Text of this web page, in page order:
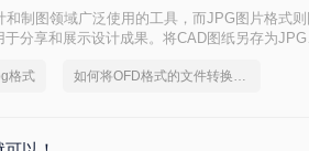
制图领域广泛使用的工具，而JPG图片格式则
分享和展示设计成果。将CAD图纸另存为JPG
细介绍几种将CAD图纸另存为JPG图片的方
格式 如何将OFD格式的文件转换成图片